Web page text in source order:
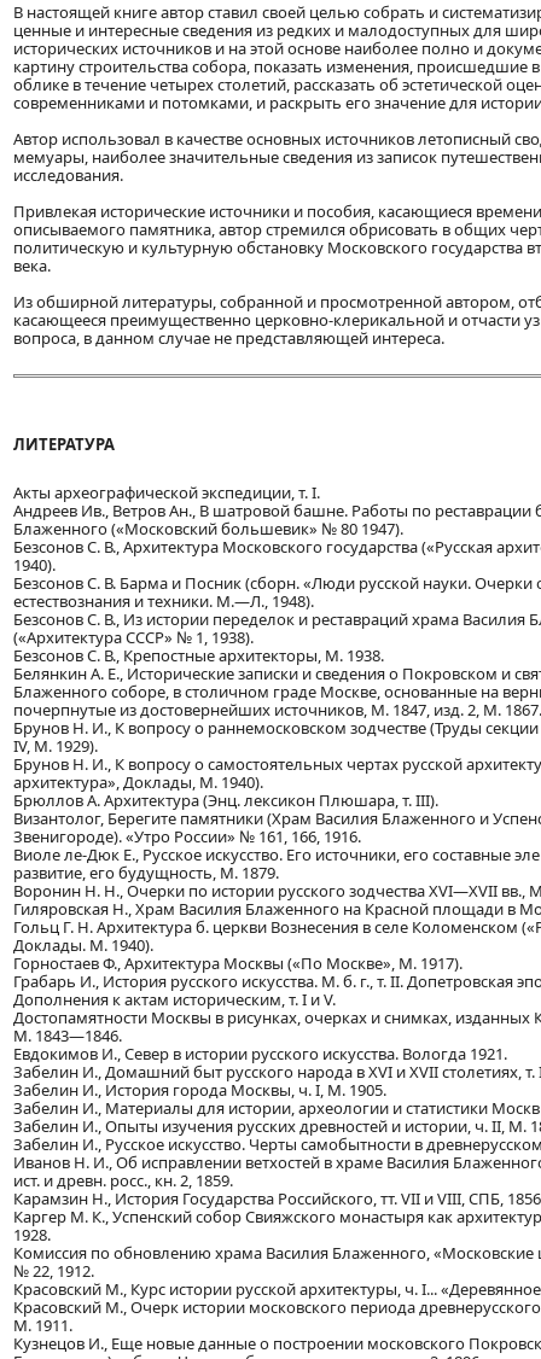
В настоящей книге автор ставил своей целью собрать и
ценные и интересные сведения из редких и малодоступных для
исторических источников и на этой основе наиболее полно и
картину строительства собора, показать изменения, происшедшие
облике в течение четырех столетий, рассказать об эстетической
современниками и потомками, и раскрыть его значение для
Автор использовал в качестве основных источников летописный
мемуары, наиболее значительные сведения из записок
исследования.
Привлекая исторические источники и пособия, касающиеся
описываемого памятника, автор стремился обрисовать в общих
политическую и культурную обстановку Московского государства
века.
Из обширной литературы, собранной и просмотренной автором,
касающееся преимущественно церковно-клерикальной и отчасти
вопроса, в данном случае не представляющей интереса.
ЛИТЕРАТУРА
Акты археографической экспедиции, т. I.
Андреев Ив., Ветров Ан., В шатровой башне. Работы по
Блаженного («Московский большевик» № 80 1947).
Безсонов С. В., Архитектура Московского государства («Русская
1940).
Безсонов С. В. Барма и Посник (сборн. «Люди русской науки.
естествознания и техники. М.—Л., 1948).
Безсонов С. В., Из истории переделок и реставраций храма Василия
(«Архитектура СССР» № 1, 1938).
Безсонов С. В., Крепостные архитекторы, М. 1938.
Белянкин А. Е., Исторические записки и сведения о Покровском и
Блаженного соборе, в столичном граде Москве, основанные на
почерпнутые из достовернейших источников, М. 1847, изд. 2, М. 1867.
Брунов Н. И., К вопросу о раннемосковском зодчестве (Труды
IV, М. 1929).
Брунов Н. И., К вопросу о самостоятельных чертах русской
архитектура», Доклады, М. 1940).
Брюллов А. Архитектура (Энц. лексикон Плюшара, т. III).
Византолог, Берегите памятники (Храм Василия Блаженного и
Звенигороде). «Утро России» № 161, 166, 1916.
Виоле ле-Дюк Е., Русское искусство. Его источники, его составные
развитие, его будущность, М. 1879.
Воронин Н. Н., Очерки по истории русского зодчества XVI—XVII вв.,
Гиляровская Н., Храм Василия Блаженного на Красной площади в
Гольц Г. Н. Архитектура б. церкви Вознесения в селе Коломенском
Доклады. М. 1940).
Горностаев Ф., Архитектура Москвы («По Москве», М. 1917).
Грабарь И., История русского искусства. М. б. г., т. II. Допетровская
Дополнения к актам историческим, т. I и V.
Достопамятности Москвы в рисунках, очерках и снимках,
М. 1843—1846.
Евдокимов И., Север в истории русского искусства. Вологда 1921.
Забелин И., Домашний быт русского народа в XVI и XVII столетиях, т.
Забелин И., История города Москвы, ч. I, М. 1905.
Забелин И., Материалы для истории, археологии и статистики
Забелин И., Опыты изучения русских древностей и истории, ч. II, М.
Забелин И., Русское искусство. Черты самобытности в
Иванов Н. И., Об исправлении ветхостей в храме Василия
ист. и древн. росс., кн. 2, 1859.
Карамзин Н., История Государства Российского, тт. VII и VIII, СПБ,
Каргер М. К., Успенский собор Свияжского монастыря как
1928.
Комиссия по обновлению храма Василия Блаженного, «Московские
№ 22, 1912.
Красовский М., Курс истории русской архитектуры, ч. I...
Красовский М., Очерк истории московского периода
М. 1911.
Кузнецов И., Еще новые данные о построении московского